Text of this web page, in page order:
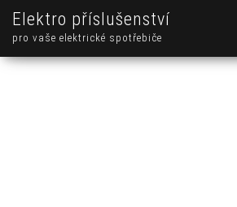
Elektro příslušenství
pro vaše elektrické spotřebiče